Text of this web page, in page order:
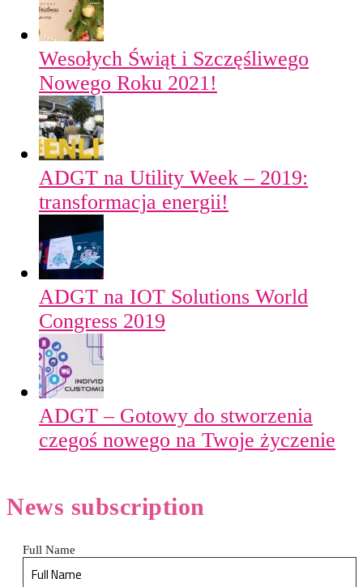
Wesołych Świąt i Szczęśliwego
Nowego Roku 2021!
ADGT na Utility Week – 2019:
transformacja energii!
ADGT na IOT Solutions World
Congress 2019
ADGT – Gotowy do stworzenia
czegoś nowego na Twoje życzenie
News subscription
Full Name